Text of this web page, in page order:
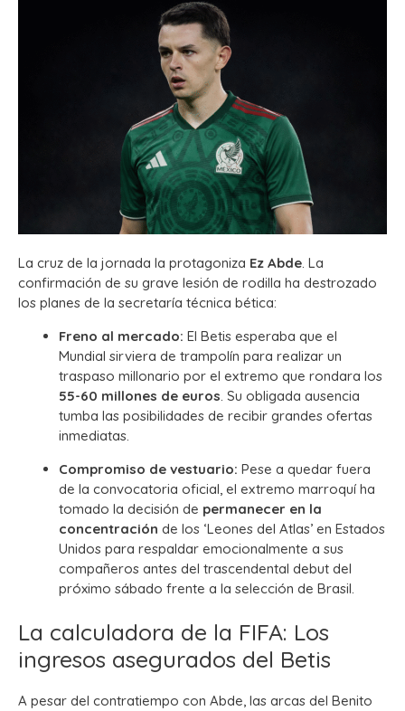
La cruz de la jornada la protagoniza Ez Abde . La
confirmación de su grave lesión de rodilla ha destrozado
los planes de la secretaría técnica bética:
Freno al mercado: El Betis esperaba que el
Mundial sirviera de trampolín para realizar un
traspaso millonario por el extremo que rondara los
55-60 millones de euros . Su obligada ausencia
tumba las posibilidades de recibir grandes ofertas
inmediatas.
Compromiso de vestuario: Pese a quedar fuera
de la convocatoria oficial, el extremo marroquí ha
tomado la decisión de permanecer en la
concentración de los ‘Leones del Atlas’ en Estados
Unidos para respaldar emocionalmente a sus
compañeros antes del trascendental debut del
próximo sábado frente a la selección de Brasil.
La calculadora de la FIFA: Los
ingresos asegurados del Betis
A pesar del contratiempo con Abde, las arcas del Benito